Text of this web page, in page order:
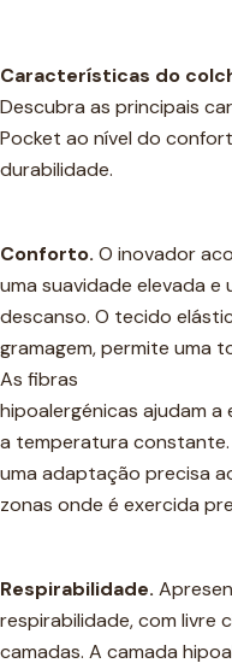
Características do
Descubra as principais
Pocket ao nível do
durabilidade.
Conforto. O inovador
uma suavidade elevada
descanso. O tecido
gramagem, permite uma
As fibras
hipoalergénicas ajudam
a temperatura
uma adaptação precisa
zonas onde é exercida
Respirabilidade.
respirabilidade, com livre
camadas. A camada